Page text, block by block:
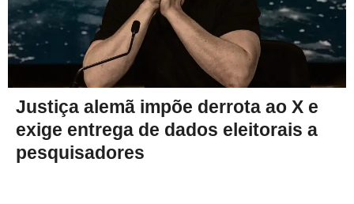
Justiça alemã impõe derrota ao X e
exige entrega de dados eleitorais a
pesquisadores